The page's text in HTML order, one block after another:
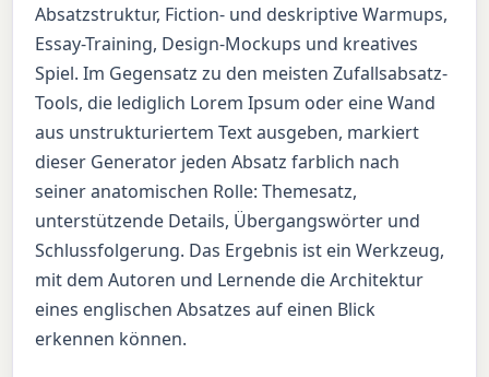
Absatzstruktur, Fiction- und deskriptive Warmups,
Essay-Training, Design-Mockups und kreatives
Spiel. Im Gegensatz zu den meisten Zufallsabsatz-
Tools, die lediglich Lorem Ipsum oder eine Wand
aus unstrukturiertem Text ausgeben, markiert
dieser Generator jeden Absatz farblich nach
seiner anatomischen Rolle: Themesatz,
unterstützende Details, Übergangswörter und
Schlussfolgerung. Das Ergebnis ist ein Werkzeug,
mit dem Autoren und Lernende die Architektur
eines englischen Absatzes auf einen Blick
erkennen können.